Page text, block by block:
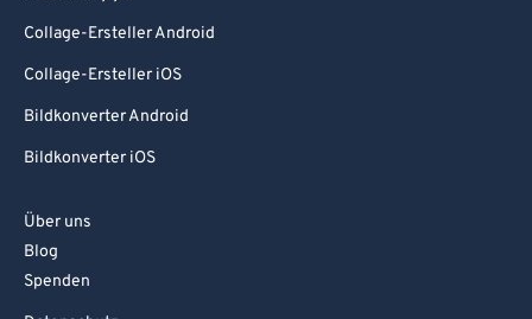
Collage-Ersteller Android
Collage-Ersteller iOS
Bildkonverter Android
Bildkonverter iOS
Über uns
Blog
Spenden